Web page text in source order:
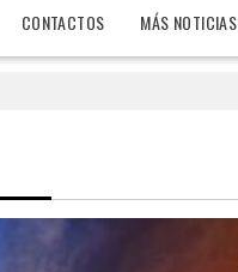
CONTACTOS MÁS NOTICIAS